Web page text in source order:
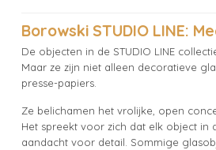
Borowski STUDIO LINE:
De objecten in de STUDIO LINE
Maar ze zijn niet alleen decoratieve
presse-papiers.
Ze belichamen het vrolijke, open
Het spreekt voor zich dat elk object in
aandacht voor detail. Sommige